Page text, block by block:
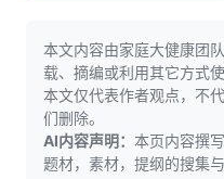
本文内容由家庭大健康团
载、摘编或利用其它方式
本文仅代表作者观点，不
们删除。
AI内容声明： 本页内容撰
题材，素材，提纲的搜集